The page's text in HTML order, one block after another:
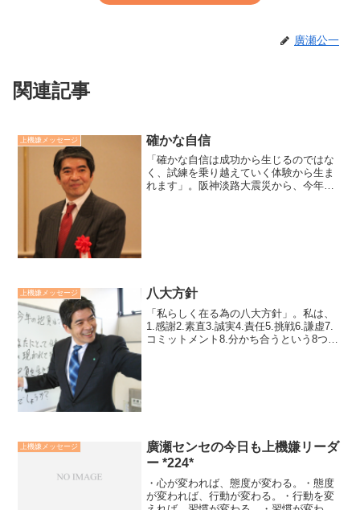
廣瀬公一
関連記事
上機嫌メッセージ 確かな自信
「確かな自信は成功から生じるのではな
く、試練を乗り越えていく体験から生ま
れます」。阪神淡路大震災から、今年で
上機嫌メッセージ 八大方針
「私らしく在る為の八大方針」。私は、
1.感謝2.素直3.誠実4.責任5.挑戦6.謙虚7.
コミットメント8.分かち合うという8つの
上機嫌メッセージ
廣瀬センセの今日も上機嫌リーダ
ー *224*
・心が変われば、態度が変わる。・態度
が変われば、行動が変わる。・行動を変